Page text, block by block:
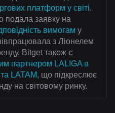
платформ у світі.
заявку на
вимогам у
з Ліонелем
Bitget також є
партнером LALIGA в
LATAM, що підкреслює
на світовому ринку.